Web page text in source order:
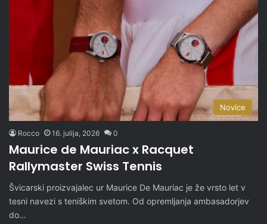
Novice
Rocco 16. julija, 2026 0
Maurice de Mauriac x Racquet
Rallymaster Swiss Tennis
Švicarski proizvajalec ur Maurice De Mauriac je že vrsto let v
tesni navezi s teniškim svetom. Od opremljanja ambasadorjev
do…